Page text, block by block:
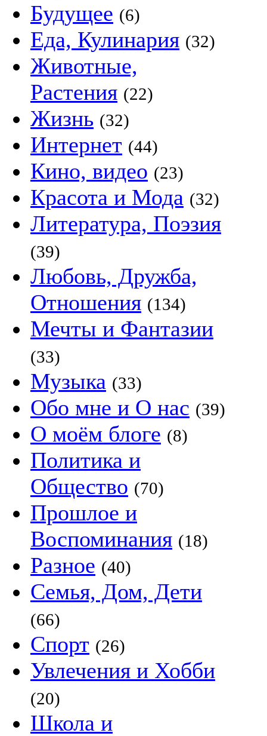
Будущее (6)
Еда, Кулинария (32)
Животные,
Растения (22)
Жизнь (32)
Интернет (44)
Кино, видео (23)
Красота и Мода (32)
Литература, Поэзия
(39)
Любовь, Дружба,
Отношения (134)
Мечты и Фантазии
(33)
Музыка (33)
Обо мне и О нас (39)
О моём блоге (8)
Политика и
Общество (70)
Прошлое и
Воспоминания (18)
Разное (40)
Семья, Дом, Дети
(66)
Спорт (26)
Увлечения и Хобби
(20)
Школа и